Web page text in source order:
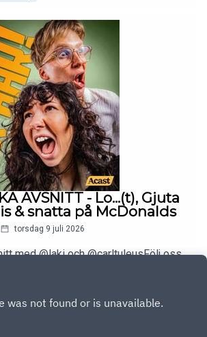
AVSNITT - Lo...(t), Gjuta
& snatta på McDonalds
torsdag 9 juli 2026
med @laki och @carltuleusFölj oss